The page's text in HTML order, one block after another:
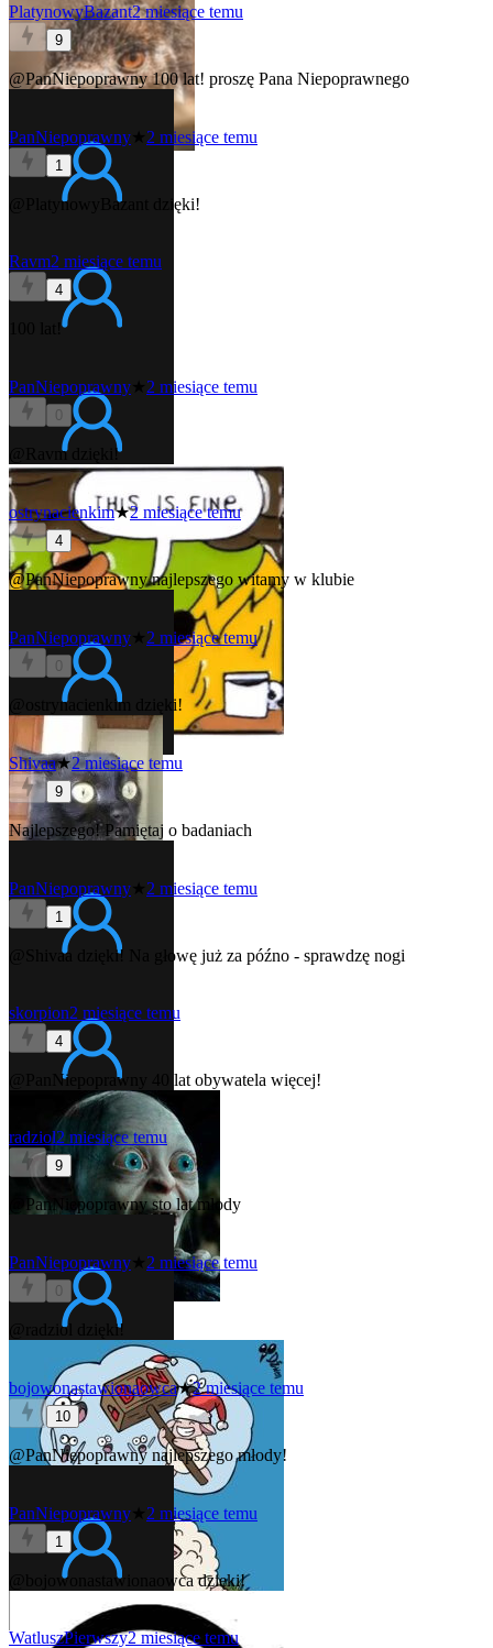
PlatynowyBazant2 miesiące temu
9
@PanNiepoprawny100 lat! proszę Pana Niepoprawnego
PanNiepoprawny 2 miesiące temu
1
@PlatynowyBazant dzięki!
Ravm2 miesiące temu
4
PanNiepoprawny 2 miesiące temu
0
@Ravmdzięki!
ostrynacienkim★2 miesiące temu
4
@PanNiepoprawnynajlepszego witamy w klubie
PanNiepoprawny 2 miesiące temu
0
@ostrynacienkim dzięki!
Shivaa★2 miesiące temu
9
Najlepszego!Pamiętaj o badaniach
PanNiepoprawny 2 miesiące temu
1
@Shivaa dzięki! Na głowę już za późno - sprawdzę nogi
skorpion2 miesiące temu
4
@PanNiepoprawny 40 lat obywatela więcej!
radziol2 miesiące temu
9
@PanNiepoprawnysto lat młody
PanNiepoprawny 2 miesiące temu
0
@radziol dzięki!
bojowonastawionaowca★2 miesiące temu
10
@PanNiepoprawnynajlepszego młody!
PanNiepoprawny 2 miesiące temu
1
@bojowonastawionaowca dzięki!
WatluszPierwszy2 miesiące temu